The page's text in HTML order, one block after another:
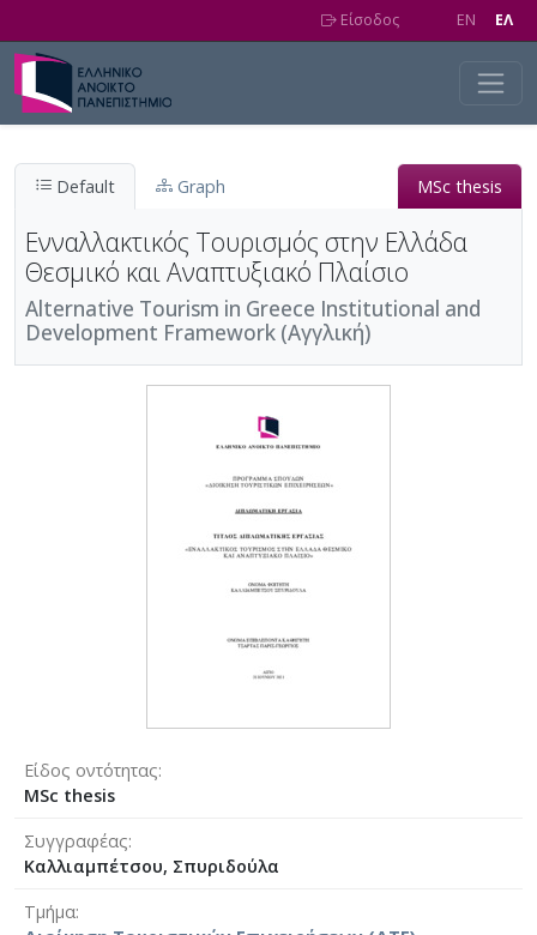
Είσοδος EN EΛ
Default Graph MSc thesis
Ενναλλακτικός Τουρισμός στην Ελλάδα
Θεσμικό και Αναπτυξιακό Πλαίσιο
Alternative Tourism in Greece Institutional and
Development Framework (Αγγλική)
Είδος οντότητας
MSc thesis
Συγγραφέας
Καλλιαμπέτσου, Σπυριδούλα
Τμήμα